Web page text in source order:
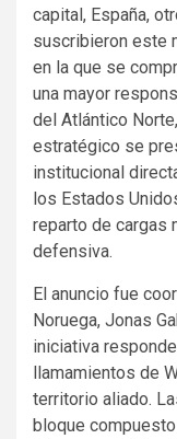
capital, España,
suscribieron este
en la que se
una mayor
del Atlántico
estratégico se
institucional
los Estados
reparto de cargas
defensiva.
El anuncio fue
Noruega, Jonas
iniciativa
llamamientos de
territorio aliado.
bloque compuesto